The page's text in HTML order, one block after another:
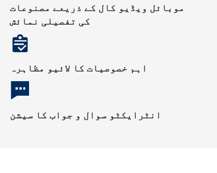
موبائل ویڈیو کال کے ذریعے مصنوعات
کی تفصیلی نمائش
اہم خصوصیات کا لائیو مظاہرہ
انٹرایکٹو سوال و جواب کا سیشن